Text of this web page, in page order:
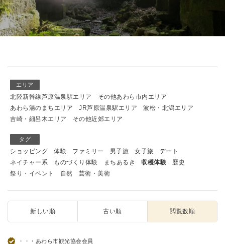
エリア
北陸新幹線芦原温泉駅エリア
その他あわら市内エリア
あわら湯のまちエリア
JR芦原温泉駅エリア
波松・北潟エリア
吉崎・細呂木エリア
その他近郊エリア
タグ
ショッピング 体験 ファミリー 男子旅 女子旅
デート
ネイチャー系
ものづくり体験 まちあるき 収穫体験
歴史
祭り・イベント
自然 芸術・美術
新しい順 古い順 閲覧数順
・・・あわら市観光協会会員